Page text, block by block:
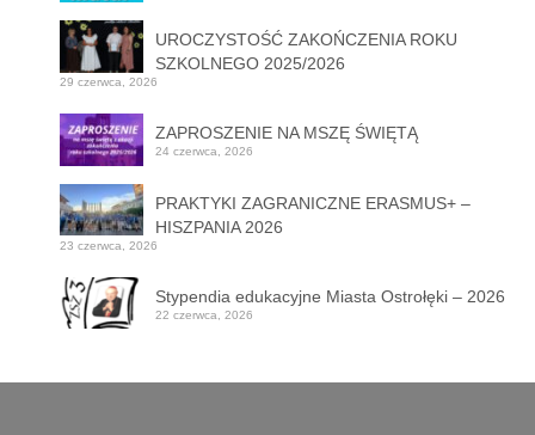
UROCZYSTOŚĆ ZAKOŃCZENIA ROKU
SZKOLNEGO 2025/2026
29 czerwca, 2026
ZAPROSZENIE NA MSZĘ ŚWIĘTĄ
24 czerwca, 2026
PRAKTYKI ZAGRANICZNE ERASMUS+ –
HISZPANIA 2026
23 czerwca, 2026
Stypendia edukacyjne Miasta Ostrołęki – 2026
22 czerwca, 2026